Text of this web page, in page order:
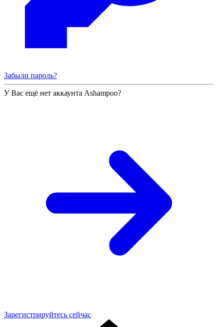
Забыли пароль?
У Вас ещё нет аккаунта Ashampoo?
Зарегистрируйтесь сейчас